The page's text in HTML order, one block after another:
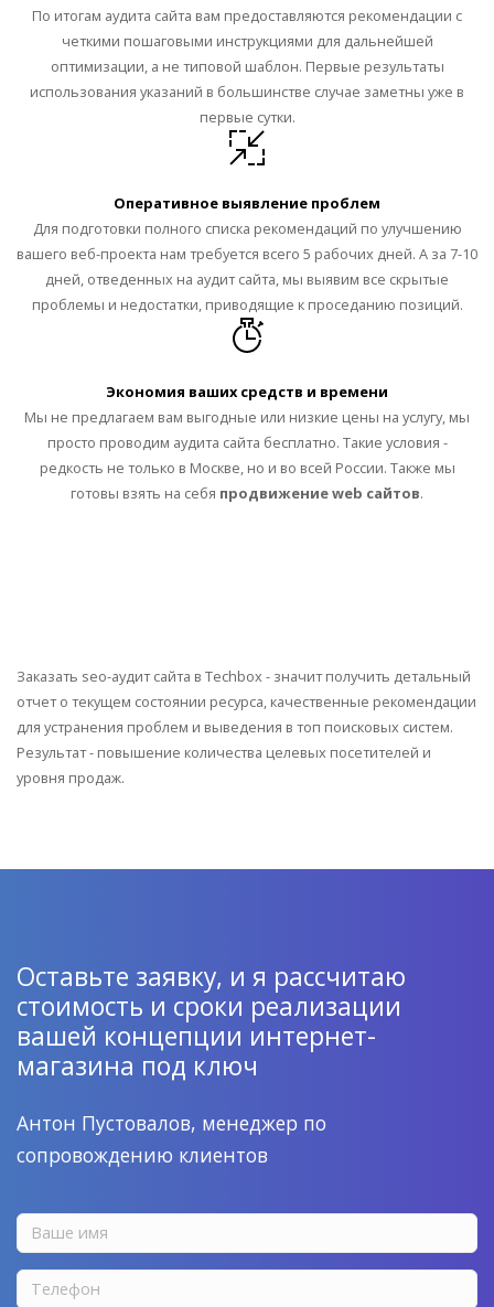
По итогам аудита сайта вам предоставляются рекомендации с
четкими пошаговыми инструкциями для дальнейшей
оптимизации, а не типовой шаблон. Первые результаты
использования указаний в большинстве случае заметны уже в
первые сутки.
Оперативное выявление проблем
Для подготовки полного списка рекомендаций по улучшению
вашего веб-проекта нам требуется всего 5 рабочих дней. А за 7-10
дней, отведенных на аудит сайта, мы выявим все скрытые
проблемы и недостатки, приводящие к проседанию позиций.
Экономия ваших средств и времени
Мы не предлагаем вам выгодные или низкие цены на услугу, мы
просто проводим аудита сайта бесплатно. Такие условия -
редкость не только в Москве, но и во всей России. Также мы
готовы взять на себя продвижение web сайтов.
Заказать seo-аудит сайта в Techbox - значит получить детальный
отчет о текущем состоянии ресурса, качественные рекомендации
для устранения проблем и выведения в топ поисковых систем.
Результат - повышение количества целевых посетителей и
уровня продаж.
Оставьте заявку, и я рассчитаю
стоимость и сроки реализации
вашей концепции интернет-
магазина под ключ
Антон Пустовалов, менеджер по
сопровождению клиентов